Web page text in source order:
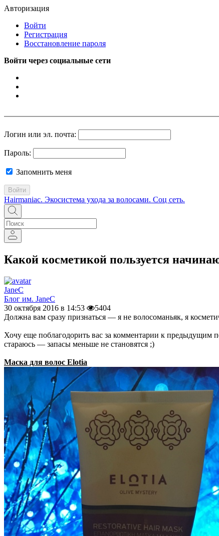
Авторизация
Войти
Регистрация
Восстановление пароля
Войти через социальные сети
Логин или эл. почта:
Пароль:
Запомнить меня
Войти
Hairmaniac. Экосистема ухода за волосами. Соц сеть.
Какой косметикой пользуется
JaneC
Блог им. JaneC
30 октября 2016 в 14:53
5404
Должна вам сразу признаться — я не волосоманьяк, я
Хочу еще поблагодорить вас за комментарии к предыдущим
стараюсь — запасы меньше не становятся ;)
Маска для волос Elotia